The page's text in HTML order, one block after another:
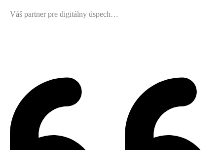
Váš partner pre digitálny úspech…